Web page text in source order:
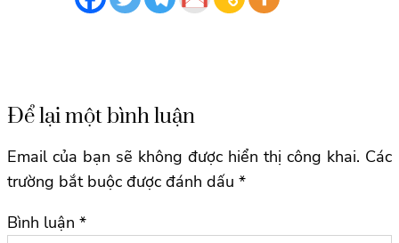
Để lại một bình luận
Email của bạn sẽ không được hiển thị công khai. Các
trường bắt buộc được đánh dấu *
Bình luận *